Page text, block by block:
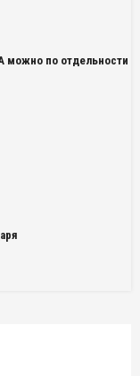
можно по отдельности